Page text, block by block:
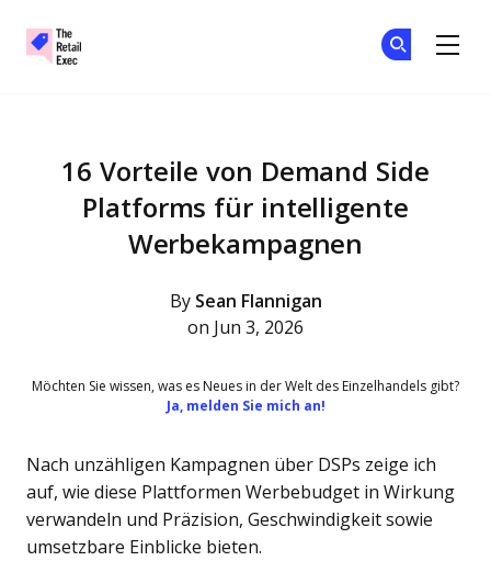
16 Vorteile von Demand Side
Platforms für intelligente
Werbekampagnen
By Sean Flannigan
on Jun 3, 2026
Möchten Sie wissen, was es Neues in der Welt des Einzelhandels gibt?
Ja, melden Sie mich an!
Nach unzähligen Kampagnen über DSPs zeige ich
auf, wie diese Plattformen Werbebudget in Wirkung
verwandeln und Präzision, Geschwindigkeit sowie
umsetzbare Einblicke bieten.